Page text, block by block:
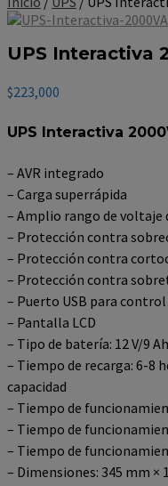
UPS Interactiva
$223,000
UPS Interactiva
– AVR integrado
– Carga superrápida
– Amplio rango de voltaje
– Protección contra
– Protección contra
– Protección contra
– Puerto USB para
– Pantalla LCD
– Tipo de batería: 12 V/9
– Tiempo de recarga: 6-8
capacidad
– Tiempo de
– Tiempo de
– Tiempo de
– Dimensiones: 345 mm ×